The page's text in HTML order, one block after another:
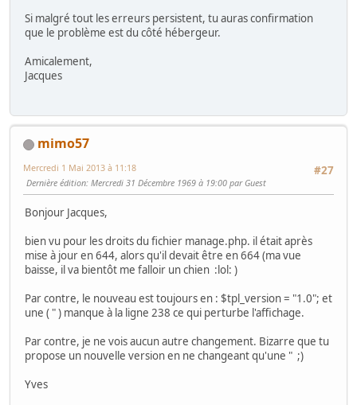
Si malgré tout les erreurs persistent, tu auras confirmation
que le problème est du côté hébergeur.
Amicalement,
Jacques
mimo57
#27
Mercredi 1 Mai 2013 à 11:18
Dernière édition: Mercredi 31 Décembre 1969 à 19:00 par Guest
Bonjour Jacques,
bien vu pour les droits du fichier manage.php. il était après
mise à jour en 644, alors qu'il devait être en 664 (ma vue
baisse, il va bientôt me falloir un chien :lol: )
Par contre, le nouveau est toujours en : $tpl_version = "1.0"; et
une ( " ) manque à la ligne 238 ce qui perturbe l'affichage.
Par contre, je ne vois aucun autre changement. Bizarre que tu
propose un nouvelle version en ne changeant qu'une " ;)
Yves